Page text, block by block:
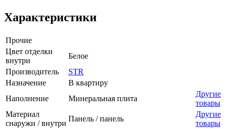
Характеристики
Прочие
Цвет отделки
внутри
Белое
Производитель
STR
Назначение
В квартиру
Наполнение
Минеральная плита
Другие
товары
Материал
снаружи / внутри
Панель / панель
Другие
товары